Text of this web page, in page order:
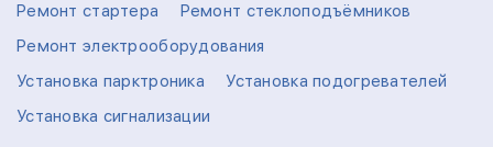
Ремонт стартера
Ремонт стеклоподъёмников
Ремонт электрооборудования
Установка парктроника
Установка подогревателей
Установка сигнализации